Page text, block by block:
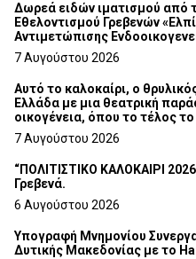
Δωρεά ειδών ιματισμού από
Εθελοντισμού Γρεβενών
Αντιμετώπισης
Τμήματος Γρεβενών
7 Αυγούστου 2026
Αυτό το καλοκαίρι, ο
Ελλάδα με μια θεατρική
οικογένεια, όπου το
7 Αυγούστου 2026
“ΠΟΛΙΤΙΣΤΙΚΟ ΚΑΛΟΚΑΙΡΙ
Γρεβενά.
6 Αυγούστου 2026
Υπογραφή Μνημονίου
Δυτικής Μακεδονίας με το